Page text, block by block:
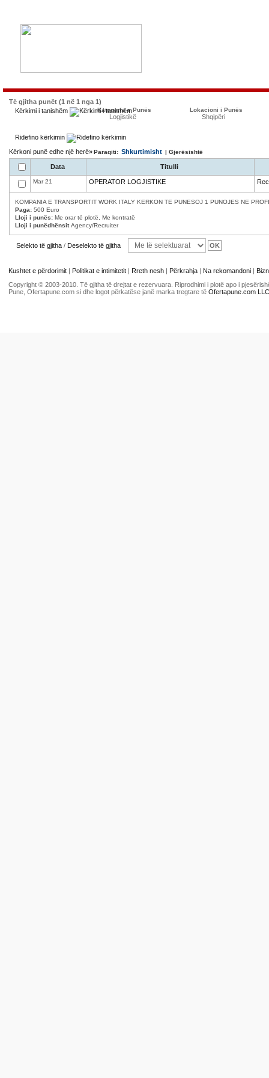
Të gjitha punët (1 në 1 nga 1)
Kërkimi i tanishëm
Kategoria e Punës
Logjistikë
Lokacioni i Punës
Shqipëri
Ridefino kërkimin
Kërkoni punë edhe një herë»Paraqiti: Shkurtimisht | Gjerësishtë
Data Titulli
Mar 21 OPERATOR LOGJISTIKE
KOMPANIA E TRANSPORTIT WORK ITALY KERKON TE PUNESOJ 1 PUNOJES NE
Paga: 500 Euro
Lloji i punës: Me orar të plotë, Me kontratë
Lloji i punëdhënsitAgency/Recruiter
Selekto të gjitha / Deselekto të gjitha
Kushtet e përdorimit | Politikat e intimitetit | Rreth nesh | Përkrahja | Na rekomandoni |
Copyright © 2003-2010. Të gjitha të drejtat e rezervuara. Riprodhimi i plotë apo i
Pune, Ofertapune.com si dhe logot përkatëse janë marka tregtare të Ofertapune.com LLC